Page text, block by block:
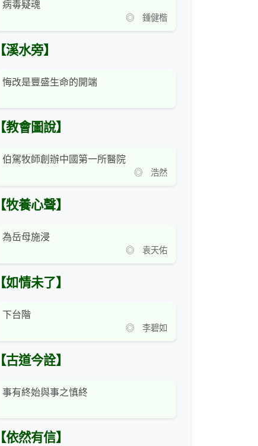
病毒疑魂
◎ 鍾健楷
【溪水旁】
悔改是豐盛生命的開端
【教會圖說】
伯駕牧師創辦中國第一所醫院
◎ 浩然
【牧養心聲】
為岳母施浸
◎ 袁天佑
【如情未了】
下台階
◎ 李碧如
【古道今詮】
事有終始與事之慎終
【依然有信】